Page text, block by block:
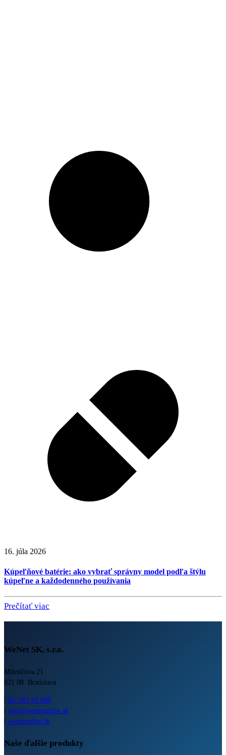
16. júla 2026
Kúpeľňové batérie: ako vybrať správny model podľa štýlu
kúpeľne a každodenného používania
Prečítať viac
WeNet SK, s.r.o.
Miletičova 21
821 08 Bratislava
02/ 501 02 888
yext@wenetonline.sk
wenetonline.sk
Naše ďalšie produkty